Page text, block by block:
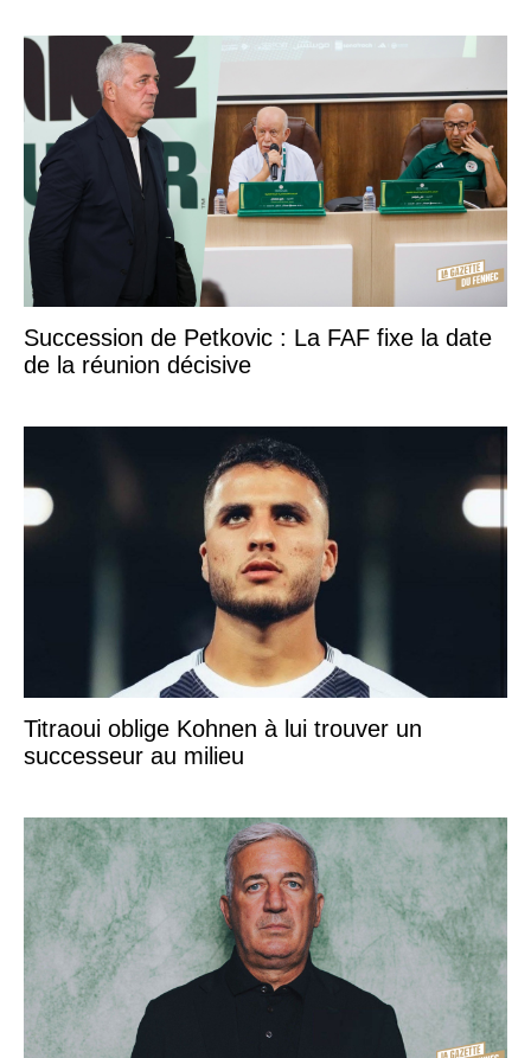
Succession de Petkovic : La FAF fixe la date
de la réunion décisive
Titraoui oblige Kohnen à lui trouver un
successeur au milieu